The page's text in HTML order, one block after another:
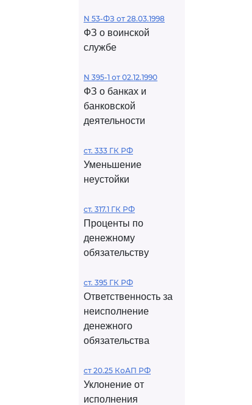
N 53-ФЗ от 28.03.1998
ФЗ о воинской
службе
N 395-1 от 02.12.1990
ФЗ о банках и
банковской
деятельности
ст. 333 ГК РФ
Уменьшение
неустойки
ст. 317.1 ГК РФ
Проценты по
денежному
обязательству
ст. 395 ГК РФ
Ответственность за
неисполнение
денежного
обязательства
ст 20.25 КоАП РФ
Уклонение от
исполнения